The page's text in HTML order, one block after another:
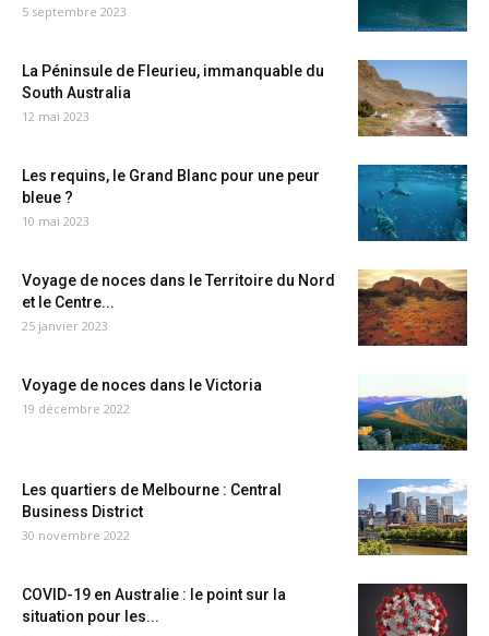
5 septembre 2023
La Péninsule de Fleurieu, immanquable du
South Australia
12 mai 2023
Les requins, le Grand Blanc pour une peur
bleue ?
10 mai 2023
Voyage de noces dans le Territoire du Nord
et le Centre...
25 janvier 2023
Voyage de noces dans le Victoria
19 décembre 2022
Les quartiers de Melbourne : Central
Business District
30 novembre 2022
COVID-19 en Australie : le point sur la
situation pour les...